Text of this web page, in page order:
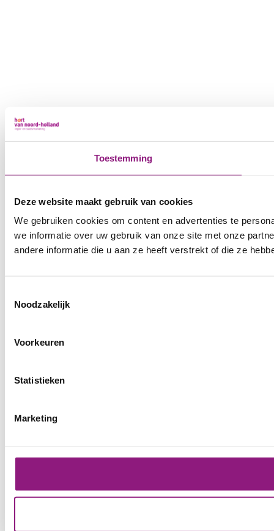
Toestemming
Deze website maakt gebruik van cookies
We gebruiken cookies om content en advertenties te
we informatie over uw gebruik van onze site met onze
andere informatie die u aan ze heeft verstrekt of die ze
Noodzakelijk
Voorkeuren
Statistieken
Marketing